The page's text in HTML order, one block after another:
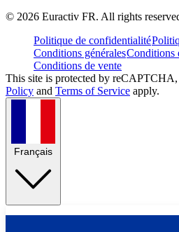
© 2026 Euractiv FR. All rights
Politique de confidentialité
Conditions généralesConditions
Conditions de vente
This site is protected by
Policy and Terms of Service apply.
Français